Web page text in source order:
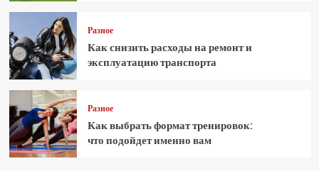
Разное
Как снизить расходы на ремонт и
эксплуатацию транспорта
Разное
Как выбрать формат тренировок:
что подойдет именно вам